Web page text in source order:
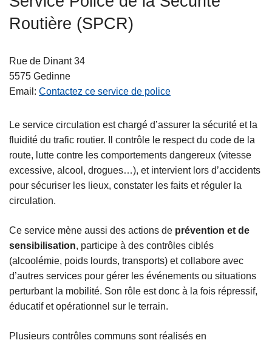
Routière (SPCR)
Rue de Dinant 34
5575 Gedinne
Email
Contactez ce service de police
Le service circulation est chargé d’assurer la sécurité et la
fluidité du trafic routier. Il contrôle le respect du code de la
route, lutte contre les comportements dangereux (vitesse
excessive, alcool, drogues…), et intervient lors d’accidents
pour sécuriser les lieux, constater les faits et réguler la
circulation.
Ce service mène aussi des actions de prévention et de
sensibilisation, participe à des contrôles ciblés
(alcoolémie, poids lourds, transports) et collabore avec
d’autres services pour gérer les événements ou situations
perturbant la mobilité. Son rôle est donc à la fois répressif,
éducatif et opérationnel sur le terrain.
Plusieurs contrôles communs sont réalisés en